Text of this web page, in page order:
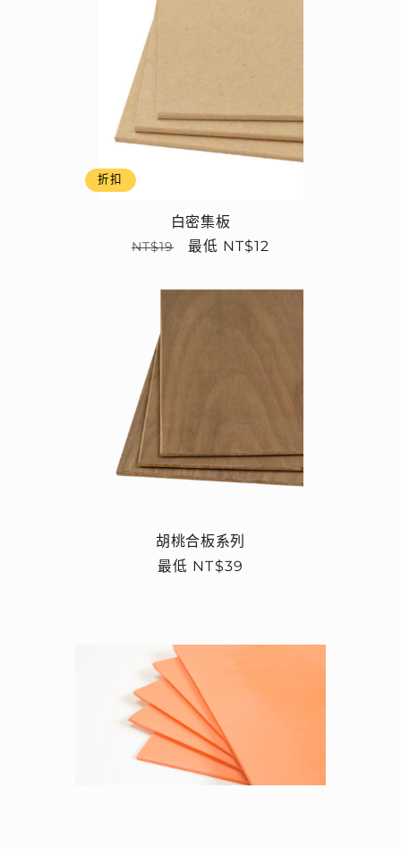
折扣
白密集板
定
NT$19
售
最低 NT$12
胡桃合板系列
定
最低 NT$39